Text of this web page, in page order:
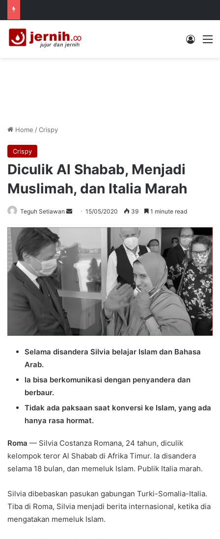
Log In
Home /Crispy
Crispy
Diculik Al Shabab, Menjadi
Muslimah, dan Italia Marah
Teguh Setiawan
Send15/05/2020 39 1 minute read
Selama disandera Silvia belajar Islam dan Bahasa
Arab.
Ia bisa berkomunikasi dengan penyandera dan
berbaur.
Tidak ada paksaan saat konversi ke Islam, yang ada
hanya rasa hormat.
Roma — Silvia Costanza Romana, 24 tahun, diculik
kelompok teror Al Shabab di Afrika Timur. Ia disandera
selama 18 bulan, dan memeluk Islam. Publik Italia marah.
Silvia dibebaskan pasukan gabungan Turki-Somalia-Italia.
Tiba di Roma, Silvia menjadi berita internasional, ketika dia
mengatakan memeluk Islam.